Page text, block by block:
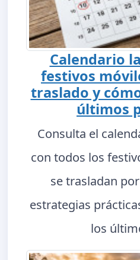
Calendario
festivos
traslado y
últimos
Consulta el
con todos los
se trasladan
estrategias
los